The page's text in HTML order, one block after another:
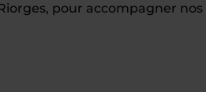
pour accompagner nos